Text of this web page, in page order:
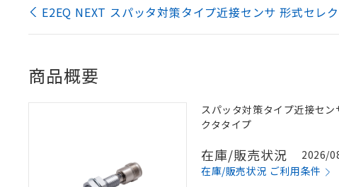
E2EQ NEXT スパッタ対策タイプ近接センサ 形式セレ
商品概要
スパッタ対策タイプ近接セ
クタタイプ
在庫/販売状況
2026/
在庫/販売状況 ご利用条件